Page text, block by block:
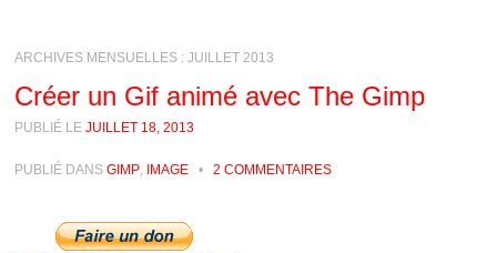
ARCHIVES MENSUELLES :JUILLET 2013
Créer un Gif animé avec The Gimp
PUBLIÉ LEJUILLET 18, 2013
PUBLIÉ DANSGIMP IMAGE • 2 COMMENTAIRES